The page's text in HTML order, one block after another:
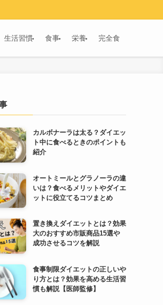
生活習慣 食事 栄養 完全食
カルボナーラは太る？ダイエッ
ト中に食べるときのポイントも
紹介
オートミールとグラノーラの違
いは？食べるメリットやダイエ
ットに役立てるコツまとめ
置き換えダイエットとは？効果
大のおすすめ市販商品15選や
成功させるコツを解説
食事制限ダイエットの正しいや
り方とは？効果を高める生活習
慣も解説【医師監修】